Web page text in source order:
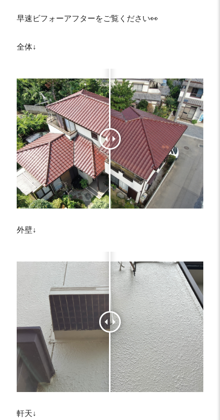
早速ビフォーアフターをご覧ください👀
全体↓
外壁↓
軒天↓